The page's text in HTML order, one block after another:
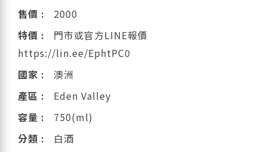
售價 :
2000
特價 :
門市或官方LINE報價
https://lin.ee/EphtPC0
國家 :
澳洲
產區 :
Eden Valley
容量 :
750(ml)
分類 :
白酒